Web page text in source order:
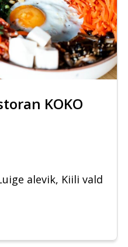
KOKO
alevik, Kiili vald